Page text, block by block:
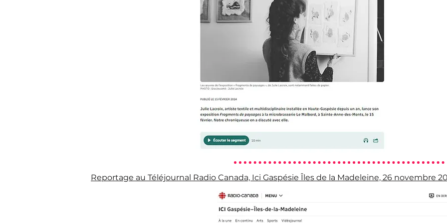
Reportage au Téléjournal Radio Canada, Ici Gaspésie Îles de la Madeleine, 26 novembre